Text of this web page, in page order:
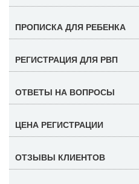
ПРОПИСКА ДЛЯ РЕБЕНКА
РЕГИСТРАЦИЯ ДЛЯ РВП
ОТВЕТЫ НА ВОПРОСЫ
ЦЕНА РЕГИСТРАЦИИ
ОТЗЫВЫ КЛИЕНТОВ